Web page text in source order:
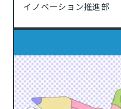
イノベーション推進部